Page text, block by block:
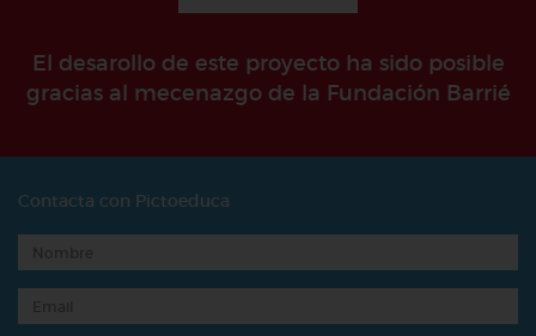
El desarollo de este proyecto ha sido posible
gracias al mecenazgo de la Fundación Barrié
Contacta con Pictoeduca